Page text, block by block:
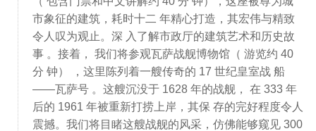
市象征的建筑，耗时十二 年精心打造，其宏伟与精致
令人叹为观止。深 入了解市政厅的建筑艺术和历史故
事 。接着， 我们将参观瓦萨战舰博物馆（ 游览约 40
分 钟） ，这里陈列着一艘传奇的 17 世纪皇室战 船
——瓦萨号 。这艘沉没于 1628 年的战舰， 在 333 年
后的 1961 年被重新打捞上岸，其保 存的完好程度令人
震撼。我们将目睹这艘战舰的风采，仿佛能够窥见 300